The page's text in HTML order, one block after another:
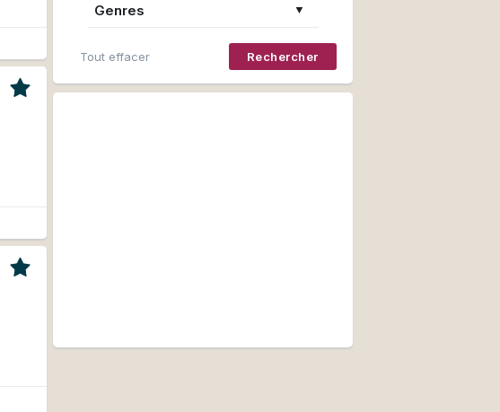
Genres ▼
Tout effacer Rechercher